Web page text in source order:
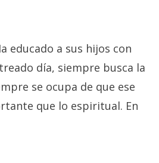
educado a sus hijos con
día, siempre busca la
se ocupa de que ese
que lo espiritual. En